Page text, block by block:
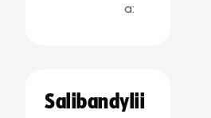
a:
Salibandylii